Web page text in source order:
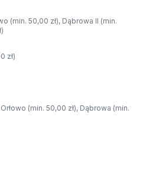
(min. 50,00 zł), Dąbrowa II (min.
zł)
Orłowo (min. 50,00 zł), Dąbrowa (min.